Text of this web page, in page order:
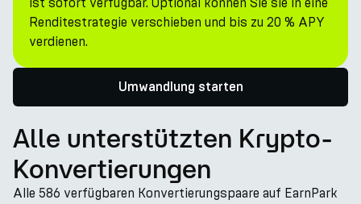
Renditestrategie verschieben und bis zu 20 % APY
verdienen.
Umwandlung starten
Alle unterstützten Krypto-
Konvertierungen
Alle 586 verfügbaren Konvertierungspaare auf EarnPark